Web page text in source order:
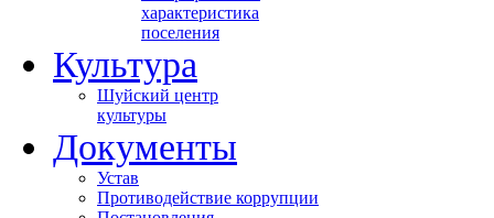
характеристика
поселения
Культура
Шуйский центр
культуры
Документы
Устав
Противодействие коррупции